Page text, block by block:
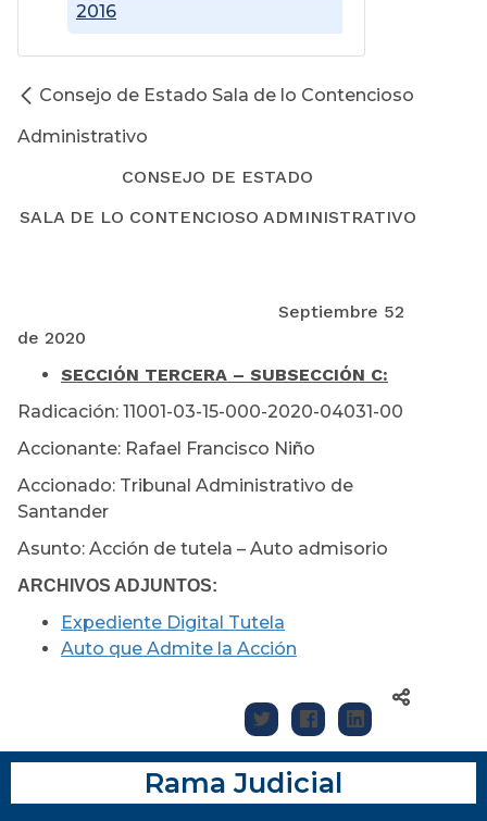
2016
Consejo de Estado Sala de lo Contencioso
Administrativo
CONSEJO DE ESTADO
SALA DE LO CONTENCIOSO ADMINISTRATIVO
Septiembre 52
de 2020
SECCIÓN TERCERA – SUBSECCIÓN C:
Radicación: 11001-03-15-000-2020-04031-00
Accionante: Rafael Francisco Niño
Accionado: Tribunal Administrativo de
Santander
Asunto: Acción de tutela – Auto admisorio
ARCHIVOS ADJUNTOS:
Expediente Digital Tutela
Auto que Admite la Acción
Rama Judicial